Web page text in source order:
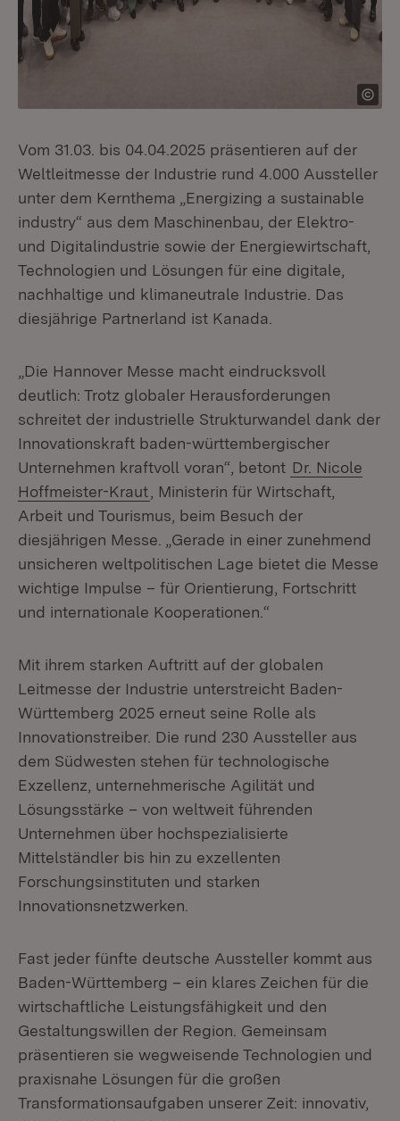
Vom 31.03. bis 04.04.2025 präsentieren auf der
Weltleitmesse der Industrie rund 4.000 Aussteller
unter dem Kernthema „Energizing a sustainable
industry“ aus dem Maschinenbau, der Elektro-
und Digitalindustrie sowie der Energiewirtschaft,
Technologien und Lösungen für eine digitale,
nachhaltige und klimaneutrale Industrie. Das
diesjährige Partnerland ist Kanada.
„Die Hannover Messe macht eindrucksvoll
deutlich: Trotz globaler Herausforderungen
schreitet der industrielle Strukturwandel dank der
Innovationskraft baden-württembergischer
Unternehmen kraftvoll voran“, betont Dr. Nicole
Hoffmeister-Kraut , Ministerin für Wirtschaft,
Arbeit und Tourismus, beim Besuch der
diesjährigen Messe. „Gerade in einer zunehmend
unsicheren weltpolitischen Lage bietet die Messe
wichtige Impulse – für Orientierung, Fortschritt
und internationale Kooperationen.“
Mit ihrem starken Auftritt auf der globalen
Leitmesse der Industrie unterstreicht Baden-
Württemberg 2025 erneut seine Rolle als
Innovationstreiber. Die rund 230 Aussteller aus
dem Südwesten stehen für technologische
Exzellenz, unternehmerische Agilität und
Lösungsstärke – von weltweit führenden
Unternehmen über hochspezialisierte
Mittelständler bis hin zu exzellenten
Forschungsinstituten und starken
Innovationsnetzwerken.
Fast jeder fünfte deutsche Aussteller kommt aus
Baden-Württemberg – ein klares Zeichen für die
wirtschaftliche Leistungsfähigkeit und den
Gestaltungswillen der Region. Gemeinsam
präsentieren sie wegweisende Technologien und
praxisnahe Lösungen für die großen
Transformationsaufgaben unserer Zeit: innovativ,